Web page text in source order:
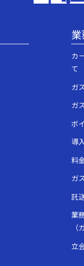
カ
て
ガ
ガ
ボ
導
料
ガ
託
業
立